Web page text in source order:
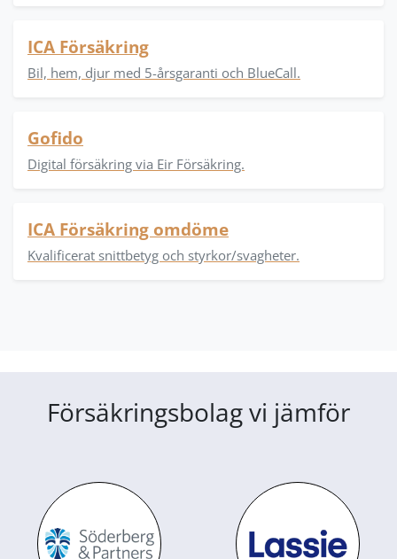
ICA Försäkring
Bil, hem, djur med 5-årsgaranti och BlueCall.
Gofido
Digital försäkring via Eir Försäkring.
ICA Försäkring omdöme
Kvalificerat snittbetyg och styrkor/svagheter.
Försäkringsbolag vi jämför